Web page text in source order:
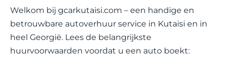
Welkom bij gcarkutaisi.com – een handige en
betrouwbare autoverhuur service in Kutaisi en in
heel Georgië. Lees de belangrijkste
huurvoorwaarden voordat u een auto boekt: